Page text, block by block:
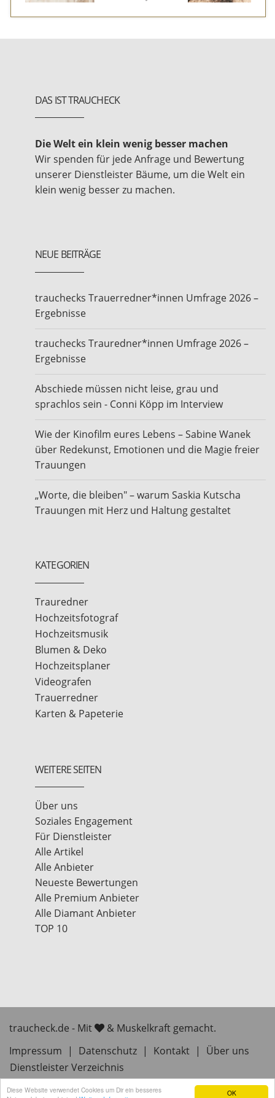
OK
Diese Website verwendet Cookies um Dir ein besseres
DAS IST TRAUCHECK
Die Welt ein klein wenig besser machen
Wir spenden für jede Anfrage und Bewertung
unserer Dienstleister Bäume, um die Welt ein
klein wenig besser zu machen.
NEUE BEITRÄGE
trauchecks Trauerredner*innen Umfrage 2026 –
Ergebnisse
trauchecks Trauredner*innen Umfrage 2026 –
Ergebnisse
Abschiede müssen nicht leise, grau und
sprachlos sein - Conni Köpp im Interview
Wie der Kinofilm eures Lebens – Sabine Wanek
über Redekunst, Emotionen und die Magie freier
Trauungen
„Worte, die bleiben" – warum Saskia Kutscha
Trauungen mit Herz und Haltung gestaltet
KATEGORIEN
Trauredner
Hochzeitsfotograf
Hochzeitsmusik
Blumen & Deko
Hochzeitsplaner
Videografen
Trauerredner
Karten & Papeterie
WEITERE SEITEN
Über uns
Soziales Engagement
Für Dienstleister
Alle Artikel
Alle Anbieter
Neueste Bewertungen
Alle Premium Anbieter
Alle Diamant Anbieter
TOP 10
traucheck.de - Mit
& Muskelkraft gemacht.
Impressum
| Datenschutz | Kontakt |
Über uns
Dienstleister Verzeichnis